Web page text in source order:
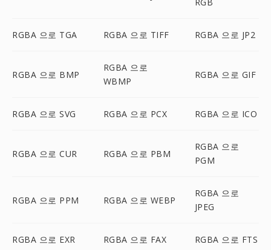
RGBA 으로 TGA RGBA 으로 TIFF RGBA 으로 JP2
RGBA 으로 BMP
RGBA 으로
WBMP
RGBA 으로 GIF
RGBA 으로 SVG RGBA 으로 PCX RGBA 으로 ICO
RGBA 으로 CUR RGBA 으로 PBM
RGBA 으로
PGM
RGBA 으로 PPM RGBA 으로 WEBP
RGBA 으로
JPEG
RGBA 으로 EXR RGBA 으로 FAX RGBA 으로 FTS